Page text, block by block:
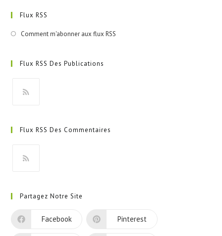
Flux RSS
Comment m'abonner aux flux RSS
Flux RSS Des Publications
un
onglet
Flux RSS Des Commentaires
un
nouvel
Partagez Notre Site
Facebook Pinterest